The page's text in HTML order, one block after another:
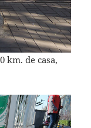
km. de casa,